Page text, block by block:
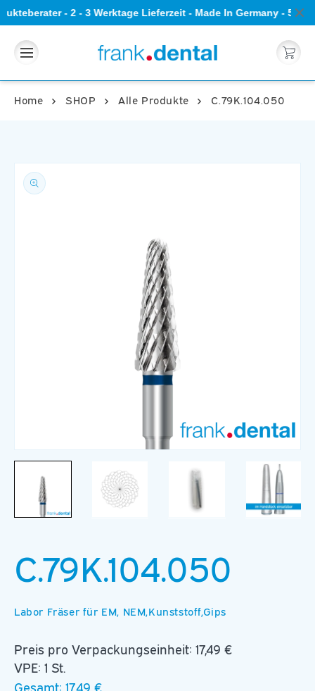
- 2 - 3 Werktage Lieferzeit - Made In Germany - 5
Direkt
zum
Warenkorb
Home SHOP Alle Produkte C.79K.104.050
1
öffnen
C.79K.104.050
Labor Fräser für EM, NEM,Kunststoff,Gips
Preis pro Verpackungseinheit: 17,49 €
VPE: 1 St.
Gesamt: 17,49 €